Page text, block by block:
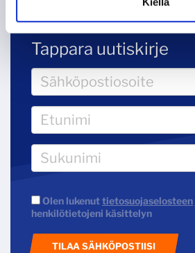
Tappara uutiskirje
Olen lukenuttietosuojaselosteen
henkilötietojeni käsittelyn
TILAA SÄHKÖPOSTIISI